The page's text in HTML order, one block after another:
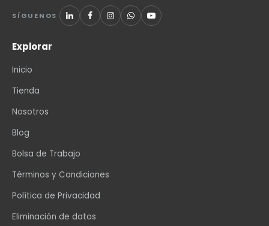
SÍGUENOS
Explorar
Inicio
Tienda
Nosotros
Blog
Bolsa de Trabajo
Términos y Condiciones
Política de Privacidad
Eliminación de datos